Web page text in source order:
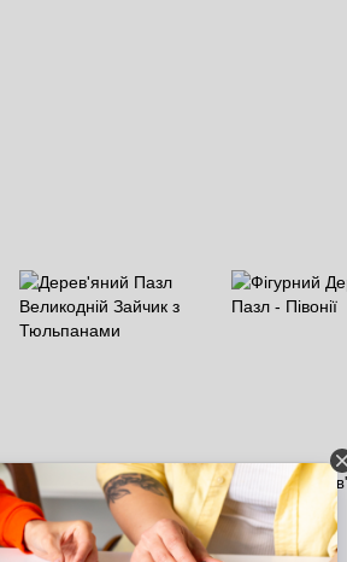
Дерев'яний Пазл
Великодній Зайчик з
Тюльпанами
399 грн
Фігурний
- Півонії
599 грн